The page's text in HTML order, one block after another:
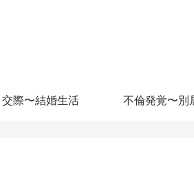
交際〜結婚生活 不倫発覚〜別